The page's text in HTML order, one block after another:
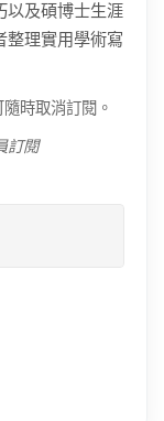
以及碩博士生涯
整理實用學術寫
時取消訂閱。
訂閱